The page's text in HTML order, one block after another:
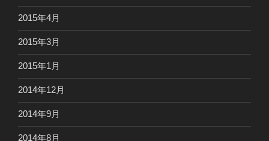
2015年4月
2015年3月
2015年1月
2014年12月
2014年9月
2014年8月